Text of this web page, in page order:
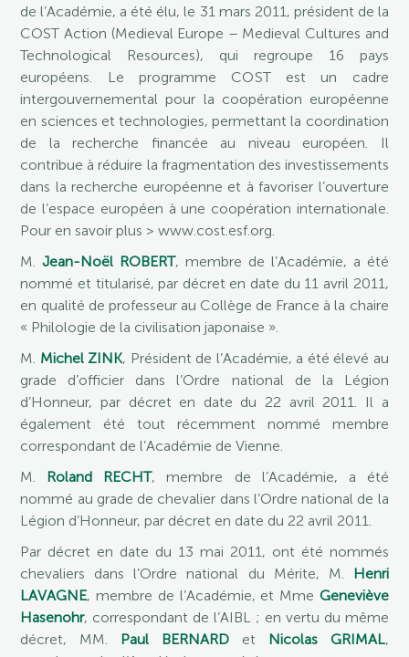
de l’Académie, a été élu, le 31 mars 2011, président de la
COST Action (Medieval Europe – Medieval Cultures and
Technological Resources), qui regroupe 16 pays
européens. Le programme COST est un cadre
intergouvernemental pour la coopération européenne
en sciences et technologies, permettant la coordination
de la recherche financée au niveau européen. Il
contribue à réduire la fragmentation des investissements
dans la recherche européenne et à favoriser l’ouverture
de l’espace européen à une coopération internationale.
Pour en savoir plus > www.cost.esf.org.
M.Jean-Noël ROBERT, membre de l’Académie, a été
nommé et titularisé, par décret en date du 11 avril 2011,
en qualité de professeur au Collège de France à la chaire
« Philologie de la civilisation japonaise ».
M. Michel ZINK, Président de l’Académie, a été élevé au
grade d’officier dans l’Ordre national de la Légion
d’Honneur, par décret en date du 22 avril 2011. Il a
également été tout récemment nommé membre
correspondant de l’Académie de Vienne.
M. Roland RECHT, membre de l’Académie, a été
nommé au grade de chevalier dans l’Ordre national de la
Légion d’Honneur, par décret en date du 22 avril 2011.
Par décret en date du 13 mai 2011, ont été nommés
chevaliers dans l’Ordre national du Mérite, M. Henri
LAVAGNE, membre de l’Académie, et Mme Geneviève
Hasenohr, correspondant de l’AIBL ; en vertu du même
décret, MM. Paul BERNARD et Nicolas GRIMAL,